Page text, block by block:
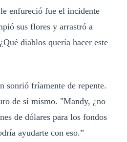
enfureció fue el incidente
sus flores y arrastró a
diablos quería hacer este
sonrió fríamente de repente.
de sí mismo. "Mandy, ¿no
de dólares para los fondos
ayudarte con eso.”